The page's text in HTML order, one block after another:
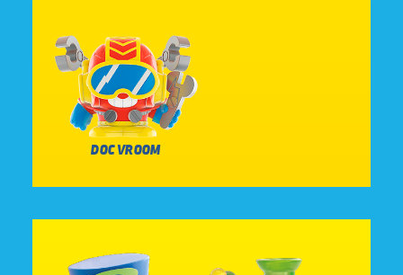
DOC VROOM